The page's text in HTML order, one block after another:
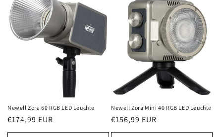
Newell Zora 60 RGB LED Leuchte
Normaler
Preis
€174,99 EUR
Newell Zora Mini 40 RGB LED Leuchte
Normaler
Preis
€156,99 EUR